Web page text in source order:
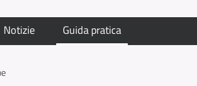
Notizie Guida pratica